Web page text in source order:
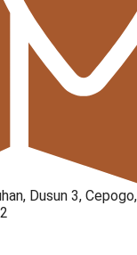
Dusun 3,